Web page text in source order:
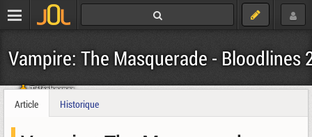
Vampire: The Masquerade - Bloodlines
Télécharger
Article
Historique